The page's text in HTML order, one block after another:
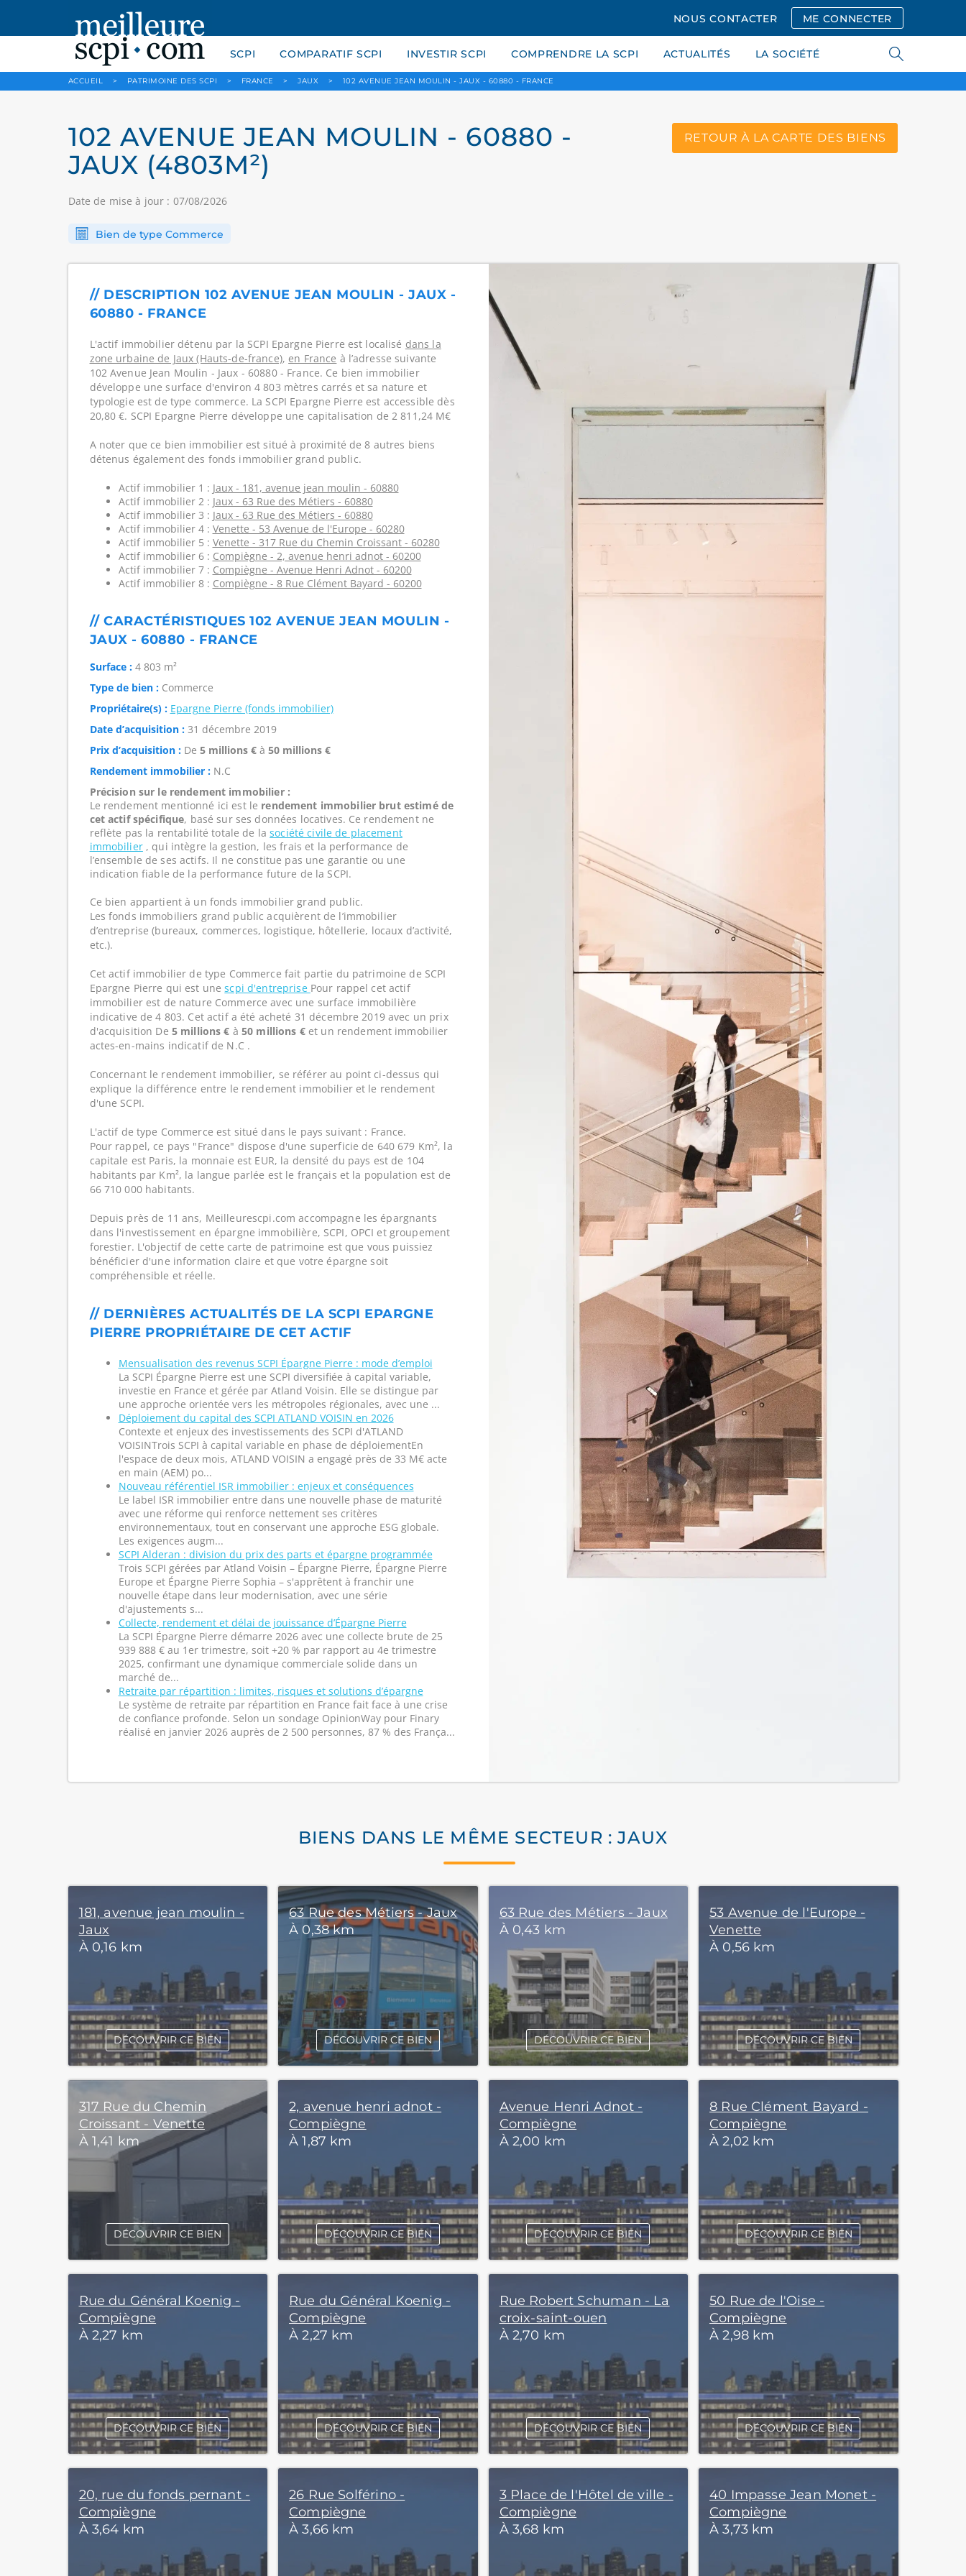
NOUS CONTACTER ME CONNECTER
SCPI COMPARATIF SCPI INVESTIR SCPI COMPRENDRE LA SCPI ACTUALITÉS LA SOCIÉTÉ
ACCUEIL > PATRIMOINE DES SCPI > FRANCE > JAUX > 102 AVENUE JEAN MOULIN - JAUX - 60880 - FRANCE
102 AVENUE JEAN MOULIN - 60880 -
JAUX (4803M²)
Date de mise à jour : 07/08/2026
RETOUR À LA CARTE DES BIENS
Bien de type Commerce
// DESCRIPTION 102 AVENUE JEAN MOULIN - JAUX -
60880 - FRANCE
L'actif immobilier détenu par la SCPI Epargne Pierre est localisé dans la
zone urbaine de Jaux (Hauts-de-france), en France à l’adresse suivante
102 Avenue Jean Moulin - Jaux - 60880 - France. Ce bien immobilier
développe une surface d'environ 4 803 mètres carrés et sa nature et
typologie est de type commerce. La SCPI Epargne Pierre est accessible dès
20,80 €. SCPI Epargne Pierre développe une capitalisation de 2 811,24 M€
A noter que ce bien immobilier est situé à proximité de 8 autres biens
détenus également des fonds immobilier grand public.
Actif immobilier 1 : Jaux - 181, avenue jean moulin - 60880
Actif immobilier 2 : Jaux - 63 Rue des Métiers - 60880
Actif immobilier 3 : Jaux - 63 Rue des Métiers - 60880
Actif immobilier 4 : Venette - 53 Avenue de l'Europe - 60280
Actif immobilier 5 : Venette - 317 Rue du Chemin Croissant - 60280
Actif immobilier 6 : Compiègne - 2, avenue henri adnot - 60200
Actif immobilier 7 : Compiègne - Avenue Henri Adnot - 60200
Actif immobilier 8 : Compiègne - 8 Rue Clément Bayard - 60200
// CARACTÉRISTIQUES 102 AVENUE JEAN MOULIN -
JAUX - 60880 - FRANCE
Surface :4 803 m²
Type de bien :Commerce
Propriétaire(s) : Epargne Pierre (fonds immobilier)
Date d’acquisition :31 décembre 2019
Prix d’acquisition :De 5 millions €à 50 millions €
Rendement immobilier :N.C
Précision sur le rendement immobilier :
Le rendement mentionné ici est le rendement immobilier brut estimé de
cet actif spécifique, basé sur ses données locatives. Ce rendement ne
reflète pas la rentabilité totale de lasociété civile de placement
immobilier, qui intègre la gestion, les frais et la performance de
l’ensemble de ses actifs. Il ne constitue pas une garantie ou une
indication fiable de la performance future de la SCPI.
Ce bien appartient à un fonds immobilier grand public.
Les fonds immobiliers grand public acquièrent de l’immobilier
d’entreprise (bureaux, commerces, logistique, hôtellerie, locaux d’activité,
etc.).
Cet actif immobilier de type Commerce fait partie du patrimoine de SCPI
Epargne Pierre qui est unescpi d'entreprise Pour rappel cet actif
immobilier est de nature Commerce avec une surface immobilière
indicative de 4 803. Cet actif a été acheté 31 décembre 2019 avec un prix
d'acquisition De 5 millions € à 50 millions €et un rendement immobilier
actes-en-mains indicatif de N.C .
Concernant le rendement immobilier, se référer au point ci-dessus qui
explique la différence entre le rendement immobilier et le rendement
d'une SCPI.
L'actif de type Commerce est situé dans le pays suivant : France.
Pour rappel, ce pays "France" dispose d'une superficie de 640 679 Km², la
capitale est Paris, la monnaie est EUR, la densité du pays est de 104
habitants par Km², la langue parlée est le français et la population est de
66 710 000 habitants.
Depuis près de 11 ans, Meilleurescpi.com accompagne les épargnants
dans l'investissement en épargne immobilière, SCPI, OPCI et groupement
forestier. L'objectif de cette carte de patrimoine est que vous puissiez
bénéficier d'une information claire et que votre épargne soit
compréhensible et réelle.
// DERNIÈRES ACTUALITÉS DE LA SCPI EPARGNE
PIERRE PROPRIÉTAIRE DE CET ACTIF
Mensualisation des revenus SCPI Épargne Pierre : mode d’emploi
La SCPI Épargne Pierre est une SCPI diversifiée à capital variable,
investie en France et gérée par Atland Voisin. Elle se distingue par
une approche orientée vers les métropoles régionales, avec une ...
Déploiement du capital des SCPI ATLAND VOISIN en 2026
Contexte et enjeux des investissements des SCPI d'ATLAND
VOISINTrois SCPI à capital variable en phase de déploiementEn
l'espace de deux mois, ATLAND VOISIN a engagé près de 33 M€ acte
en main (AEM) po...
Nouveau référentiel ISR immobilier : enjeux et conséquences
Le label ISR immobilier entre dans une nouvelle phase de maturité
avec une réforme qui renforce nettement ses critères
environnementaux, tout en conservant une approche ESG globale.
Les exigences augm...
SCPI Alderan : division du prix des parts et épargne programmée
Trois SCPI gérées par Atland Voisin – Épargne Pierre, Épargne Pierre
Europe et Épargne Pierre Sophia – s'apprêtent à franchir une
nouvelle étape dans leur modernisation, avec une série
d'ajustements s...
Collecte, rendement et délai de jouissance d’Épargne Pierre
La SCPI Épargne Pierre démarre 2026 avec une collecte brute de 25
939 888 € au 1er trimestre, soit +20 % par rapport au 4e trimestre
2025, confirmant une dynamique commerciale solide dans un
marché de...
Retraite par répartition : limites, risques et solutions d’épargne
Le système de retraite par répartition en France fait face à une crise
de confiance profonde. Selon un sondage OpinionWay pour Finary
réalisé en janvier 2026 auprès de 2 500 personnes, 87 % des França...
BIENS DANS LE MÊME SECTEUR : JAUX
181, avenue jean moulin -
Jaux
À 0,16 km
DÉCOUVRIR CE BIEN
63 Rue des Métiers - Jaux
À 0,38 km
DÉCOUVRIR CE BIEN
63 Rue des Métiers - Jaux
À 0,43 km
DÉCOUVRIR CE BIEN
53 Avenue de l'Europe -
Venette
À 0,56 km
DÉCOUVRIR CE BIEN
317 Rue du Chemin
Croissant - Venette
À 1,41 km
DÉCOUVRIR CE BIEN
2, avenue henri adnot -
Compiègne
À 1,87 km
DÉCOUVRIR CE BIEN
Avenue Henri Adnot -
Compiègne
À 2,00 km
DÉCOUVRIR CE BIEN
8 Rue Clément Bayard -
Compiègne
À 2,02 km
DÉCOUVRIR CE BIEN
Rue du Général Koenig -
Compiègne
À 2,27 km
DÉCOUVRIR CE BIEN
Rue du Général Koenig -
Compiègne
À 2,27 km
DÉCOUVRIR CE BIEN
Rue Robert Schuman - La
croix-saint-ouen
À 2,70 km
DÉCOUVRIR CE BIEN
50 Rue de l'Oise -
Compiègne
À 2,98 km
DÉCOUVRIR CE BIEN
20, rue du fonds pernant -
Compiègne
À 3,64 km
26 Rue Solférino -
Compiègne
À 3,66 km
3 Place de l'Hôtel de ville -
Compiègne
À 3,68 km
40 Impasse Jean Monet -
Compiègne
À 3,73 km